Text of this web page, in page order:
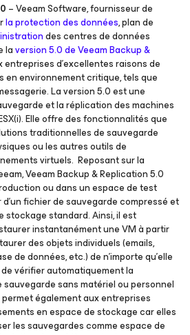
– Veeam Software, fournisseur de
la protection des données, plan de
des centres de données
laversion 5.0 de Veeam Backup &
entreprises d’excellentes raisons de
en environnement critique, tels que
La version 5.0 est une
et la réplication des machines
Elle offre des fonctionnalités que
traditionnelles de sauvegarde
ou les autres outils de
virtuels. Reposant sur la
Veeam Backup & Replication 5.0
ou dans un espace de test
fichier de sauvegarde compressé et
stockage standard. Ainsi, il est
instantanément une VM à partir
des objets individuels (emails,
de données, etc.) de n’importe qu’elle
vérifier automatiquement la
sans matériel ou personnel
également aux entreprises
en espace de stockage car elles
les sauvegardes comme espace de